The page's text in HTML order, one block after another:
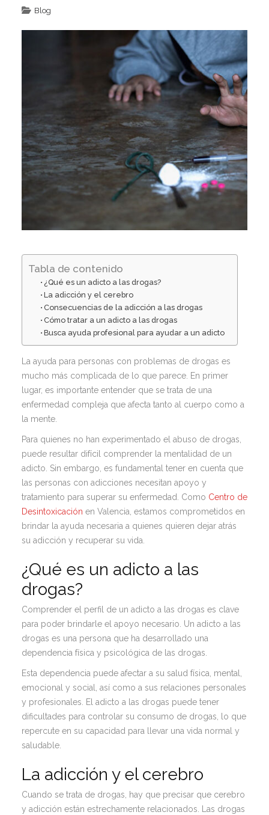
Blog
Tabla de contenido
¿Qué es un adicto a las drogas?
La adicción y el cerebro
Consecuencias de la adicción a las drogas
Cómo tratar a un adicto a las drogas
Busca ayuda profesional para ayudar a un adicto
La ayuda para personas con problemas de drogas es
mucho más complicada de lo que parece. En primer
lugar, es importante entender que se trata de una
enfermedad compleja que afecta tanto al cuerpo como a
la mente.
Para quienes no han experimentado el abuso de drogas,
puede resultar difícil comprender la mentalidad de un
adicto. Sin embargo, es fundamental tener en cuenta que
las personas con adicciones necesitan apoyo y
tratamiento para superar su enfermedad. Como Centro de
Desintoxicación en Valencia, estamos comprometidos en
brindar la ayuda necesaria a quienes quieren dejar atrás
su adicción y recuperar su vida.
¿Qué es un adicto a las
drogas?
Comprender el perfil de un adicto a las drogas es clave
para poder brindarle el apoyo necesario. Un adicto a las
drogas es una persona que ha desarrollado una
dependencia física y psicológica de las drogas.
Esta dependencia puede afectar a su salud física, mental,
emocional y social, así como a sus relaciones personales
y profesionales. El adicto a las drogas puede tener
dificultades para controlar su consumo de drogas, lo que
repercute en su capacidad para llevar una vida normal y
saludable.
La adicción y el cerebro
Cuando se trata de drogas, hay que precisar que cerebro
y adicción están estrechamente relacionados. Las drogas